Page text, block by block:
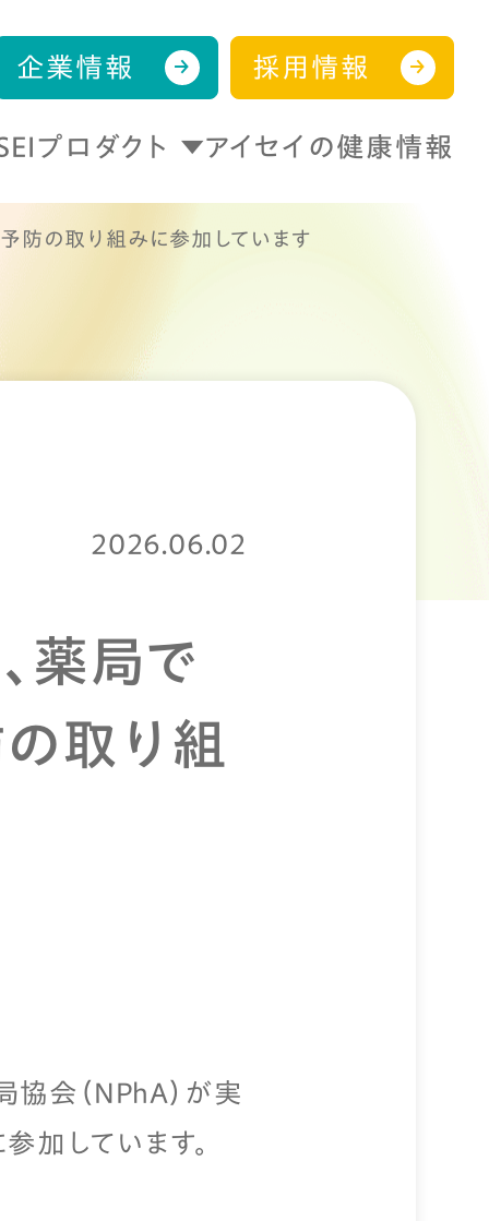
企業情報 採用情報
プロダクト アイセイの健康情報
予防の取り組みに参加しています
2026.06.02
薬局で
取り組
会（NPhA）が実
加しています。